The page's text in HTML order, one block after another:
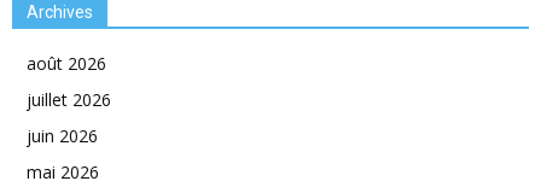
Archives
août 2026
juillet 2026
juin 2026
mai 2026